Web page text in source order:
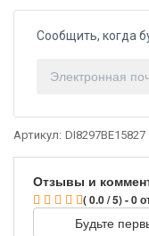
Сообщить, когда
Артикул: DI8297BE15827
Отзывы и
( 0.0 / 5) - 0
Будьте